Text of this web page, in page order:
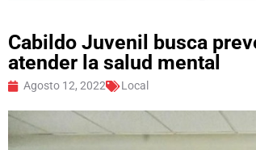
Cabildo Juvenil busca
atender la salud mental
Agosto 12, 2022 Local